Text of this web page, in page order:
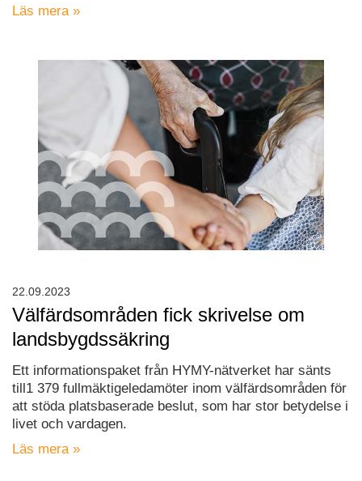
Läs mera »
Välfärdsområden fick skrivelse om
landsbygdssäkring
Ett informationspaket från HYMY-nätverket har sänts
till1 379 fullmäktigeledamöter inom välfärdsområden för
att stöda platsbaserade beslut, som har stor betydelse i
livet och vardagen.
Läs mera »
22.09.2023